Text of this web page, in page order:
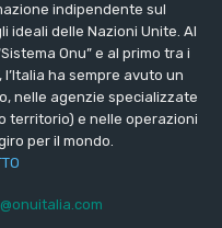
indipendente sul
ideali delle Nazioni Unite. Al
Onu” e al primo tra i
ha sempre avuto un
nelle agenzie specializzate
territorio) e nelle operazioni
per il mondo.